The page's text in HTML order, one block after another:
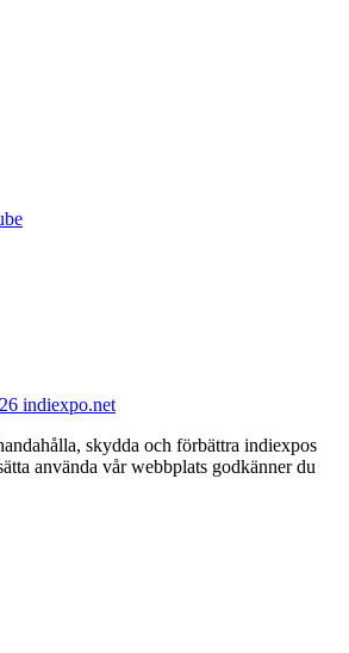
indiexpo.net
skydda och förbättra indiexpos
använda vår webbplats godkänner du